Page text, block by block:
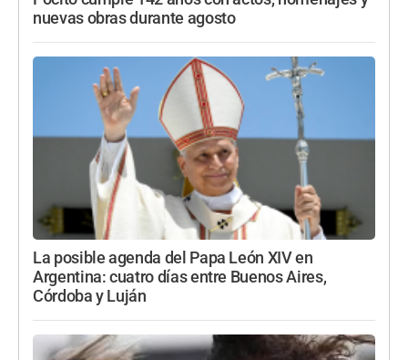
nuevas obras durante agosto
La posible agenda del Papa León XIV en
Argentina: cuatro días entre Buenos Aires,
Córdoba y Luján